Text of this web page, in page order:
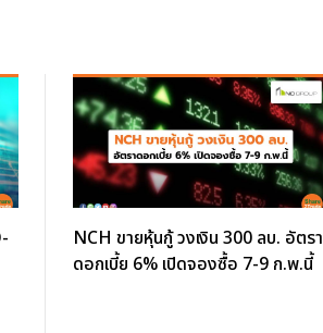
NCH ขายหุ้นกู้ วงเงิน 300 ลบ. อัตรา
ดอกเบี้ย 6% เปิดจองซื้อ 7-9 ก.พ.นี้